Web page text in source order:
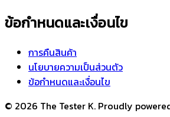
ข้อกำหนดและเงื่อนไข
การคืนสินค้า
นโยบายความเป็นส่วนตัว
ข้อกำหนดและเงื่อนไข
© 2026 The Tester K. Proudly